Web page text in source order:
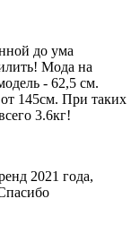
до ума
Мода на
- 62,5 см.
145см. При таких
3.6кг!
2021 года,